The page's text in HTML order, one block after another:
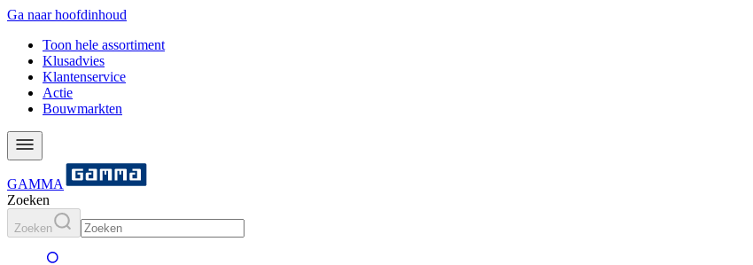
Ga naar hoofdinhoud
Toon hele assortiment
Klusadvies
Klantenservice
Actie
Bouwmarkten
GAMMA
Zoeken
Zoeken